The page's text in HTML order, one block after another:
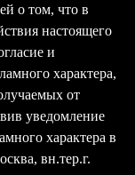
о том, что в
настоящего
и
характера,
от
уведомление
характера в
вн.тер.г.